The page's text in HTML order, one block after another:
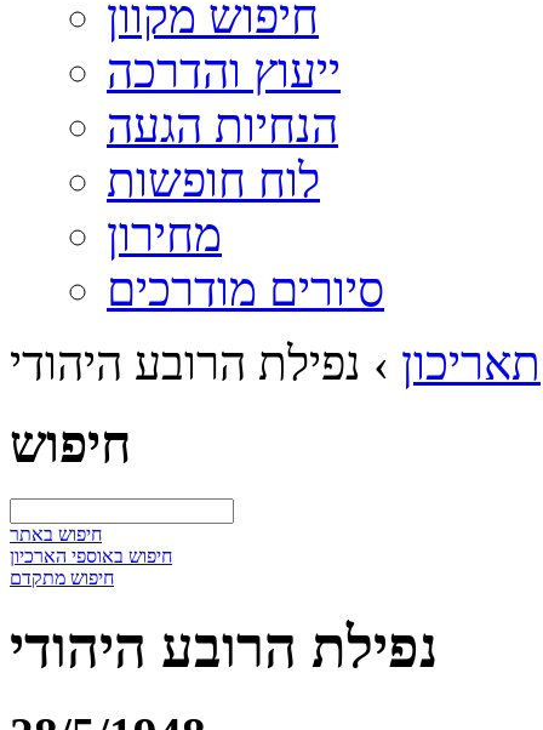
חיפוש מקוון
ייעוץ והדרכה
הנחיות הגעה
לוח חופשות
מחירון
סיורים מודרכים
תאריכון › נפילת הרובע היהודי
חיפוש
חיפוש באתר
חיפוש באוספי הארכיון
חיפוש מתקדם
נפילת הרובע היהודי